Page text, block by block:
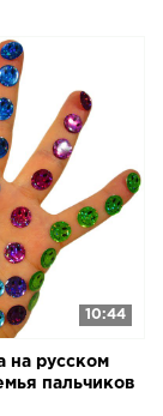
10:44
на русском
пальчиков